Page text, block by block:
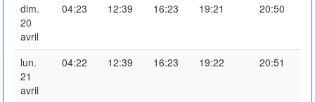
dim.
20
avril
04:23 12:39 16:23 19:21 20:50
lun.
21
avril
04:22 12:39 16:23 19:22 20:51